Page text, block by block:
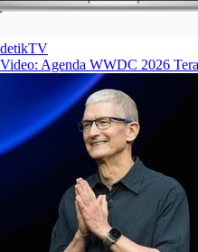
detikTV
Video: Agenda WWDC 2026